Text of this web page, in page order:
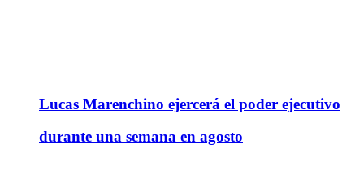
Lucas Marenchino ejercerá el poder ejecutivo
durante una semana en agosto